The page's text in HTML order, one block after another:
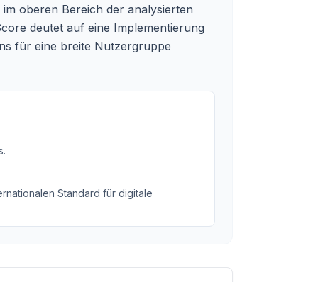
oberen Bereich der analysierten
deutet auf eine Implementierung
für eine breite Nutzergruppe
.
Standard für digitale